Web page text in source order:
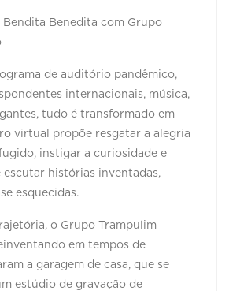
Bendita Benedita com Grupo
de auditório pandêmico,
internacionais, música,
tudo é transformado em
virtual propõe resgatar a alegria
instigar a curiosidade e
escutar histórias inventadas,
esquecidas.
o Grupo Trampulim
em tempos de
a garagem de casa, que se
estúdio de gravação de